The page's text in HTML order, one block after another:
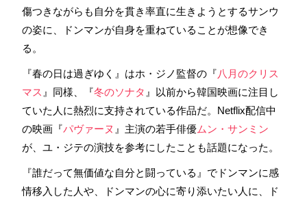
傷つきながらも自分を貫き率直に生きようとするサンウ
の姿に、ドンマンが自身を重ねていることが想像でき
る。
『春の日は過ぎゆく』はホ・ジノ監督の『八月のクリス
マス 』同様、『冬のソナタ 』以前から韓国映画に注目し
ていた人に熱烈に支持されている作品だ。Netflix配信中
の映画『パヴァーヌ 』主演の若手俳優ムン・サンミン
が、ユ・ジテの演技を参考にしたことも話題になった。
『誰だって無価値な自分と闘っている』でドンマンに感
情移入した人や、ドンマンの心に寄り添いたい人に、ド